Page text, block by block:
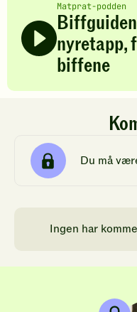
Matprat-podden
nyretapp,
biffene
Du må
Ingen har